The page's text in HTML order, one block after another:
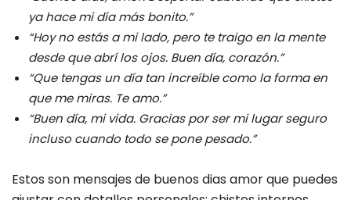
ya hace mi día más bonito.”
“Hoy no estás a mi lado, pero te traigo en la mente
desde que abrí los ojos. Buen día, corazón.”
“Que tengas un día tan increíble como la forma en
que me miras. Te amo.”
“Buen día, mi vida. Gracias por ser mi lugar seguro
incluso cuando todo se pone pesado.”
Estos son mensajes de buenos dias amor que puedes